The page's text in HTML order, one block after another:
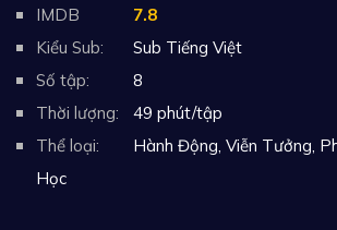
IMDB
7.8
Kiểu Sub:
Sub Tiếng Việt
Số tập:
8
Thời lượng:
49 phút/tập
Thể loại:
Hành Động, Viễn Tưởng,
Học